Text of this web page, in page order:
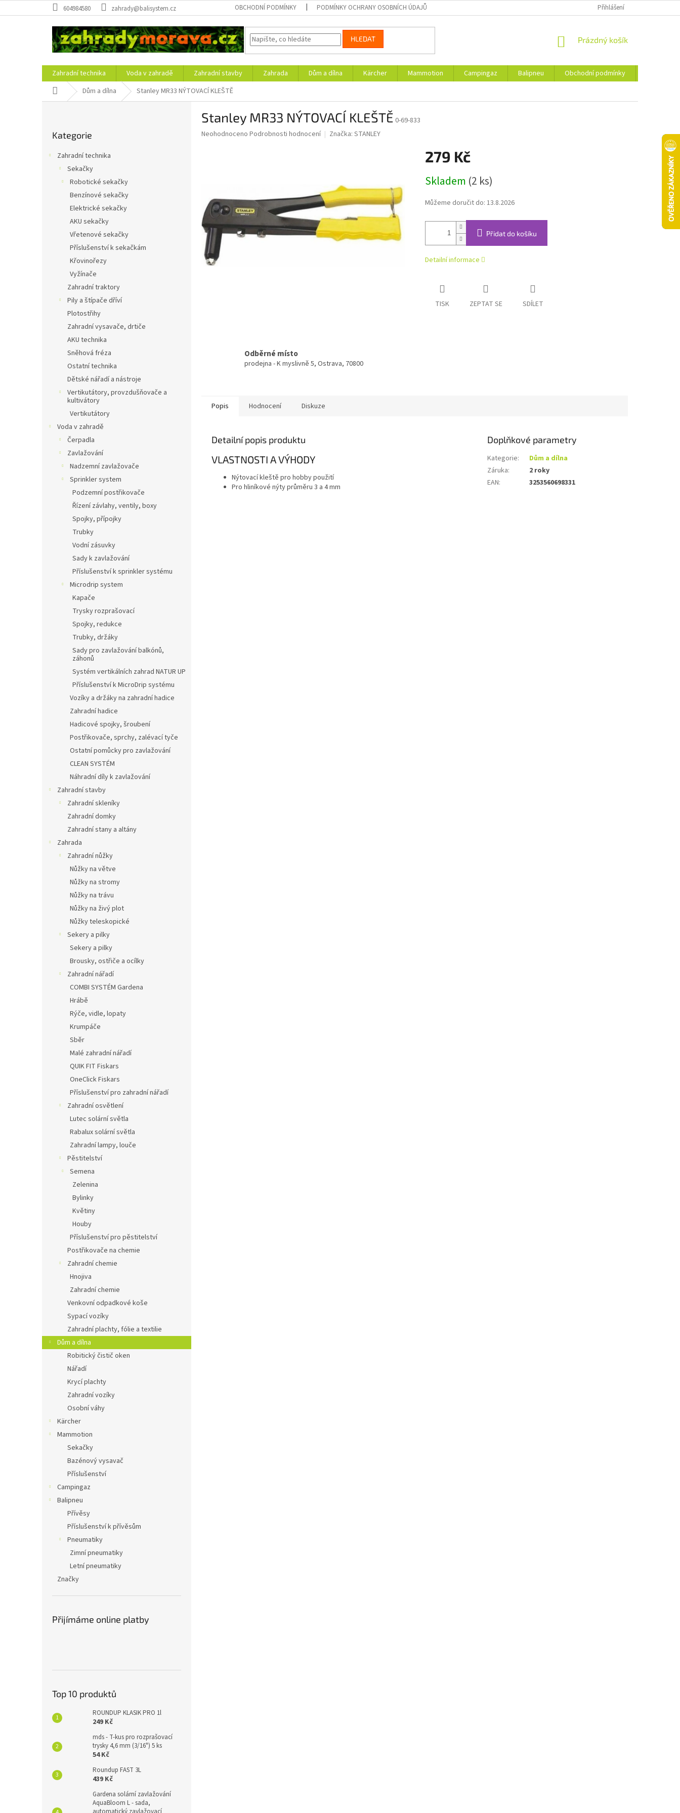
na
604984580 zahrady@balisystem.cz OBCHODNÍ PODMÍNKY PODMÍNKY OCHRANY OSOBNÍCH ÚDAJŮ Přihlášení
HLEDAT
NÁKUPNÍ
Prázdný košík
Zahradní technika Voda v zahradě Zahradní stavby Zahrada Dům a dílna Kärcher Mammotion Campingaz Balipneu Obchodní podmínky
Domů Dům a dílna Stanley MR33 NÝTOVACÍ KLEŠTĚ
kategorie
Kategorie
Zahradní technika
Sekačky
Robotické sekačky
Benzínové sekačky
Elektrické sekačky
AKU sekačky
Vřetenové sekačky
Příslušenství k sekačkám
Křovinořezy
Vyžínače
Zahradní traktory
Pily a štípače dříví
Plotostřihy
Zahradní vysavače, drtiče
AKU technika
Sněhová fréza
Ostatní technika
Dětské nářadí a nástroje
Vertikutátory, provzdušňovače a
kultivátory
Vertikutátory
Voda v zahradě
Čerpadla
Zavlažování
Nadzemní zavlažovače
Sprinkler system
Podzemní postřikovače
Řízení závlahy, ventily, boxy
Spojky, přípojky
Trubky
Vodní zásuvky
Sady k zavlažování
Příslušenství k sprinkler systému
Microdrip system
Kapače
Trysky rozprašovací
Spojky, redukce
Trubky, držáky
Sady pro zavlažování balkónů,
záhonů
Systém vertikálních zahrad NATUR UP
Příslušenství k MicroDrip systému
Vozíky a držáky na zahradní hadice
Zahradní hadice
Hadicové spojky, šroubení
Postřikovače, sprchy, zalévací tyče
Ostatní pomůcky pro zavlažování
CLEAN SYSTÉM
Náhradní díly k zavlažování
Zahradní stavby
Zahradní skleníky
Zahradní domky
Zahradní stany a altány
Zahrada
Zahradní nůžky
Nůžky na větve
Nůžky na stromy
Nůžky na trávu
Nůžky na živý plot
Nůžky teleskopické
Sekery a pilky
Sekery a pilky
Brousky, ostřiče a ocílky
Zahradní nářadí
COMBI SYSTÉM Gardena
Hrábě
Rýče, vidle, lopaty
Krumpáče
Sběr
Malé zahradní nářadí
QUIK FIT Fiskars
OneClick Fiskars
Příslušenství pro zahradní nářadí
Zahradní osvětlení
Lutec solární světla
Rabalux solární světla
Zahradní lampy, louče
Pěstitelství
Semena
Zelenina
Bylinky
Květiny
Houby
Příslušenství pro pěstitelství
Postřikovače na chemie
Zahradní chemie
Hnojiva
Zahradní chemie
Venkovní odpadkové koše
Sypací vozíky
Zahradní plachty, fólie a textilie
Dům a dílna
Robitický čistič oken
Nářadí
Krycí plachty
Zahradní vozíky
Osobní váhy
Kärcher
Mammotion
Sekačky
Bazénový vysavač
Příslušenství
Campingaz
Balipneu
Přívěsy
Příslušenství k přívěsům
Pneumatiky
Zimní pneumatiky
Letní pneumatiky
Značky
Přijímáme online platby
Top 10 produktů
ROUNDUP KLASIK PRO 1l
249 Kč
mds - T-kus pro rozprašovací
trysky 4,6 mm (3/16") 5 ks
54 Kč
Roundup FAST 3L
439 Kč
Gardena solární zavlažování
AquaBloom L - sada,
Stanley MR33 NÝTOVACÍ KLEŠTĚ 0-69-833
Průměrné
hvězdiček.
Neohodnoceno Podrobnosti hodnocení Značka: STANLEY
279 Kč
cena:
Skladem (2 ks)
Můžeme doručit do: 13.8.2026
Přidat do košíku
Detailní informace
TISK ZEPTAT SE SDÍLET
Odběrné místo
prodejna - K myslivně 5, Ostrava, 70800
Popis Hodnocení Diskuze
Detailní popis produktu
VLASTNOSTI A VÝHODY
Nýtovací kleště pro hobby použití
Pro hliníkové nýty průměru 3 a 4 mm
Doplňkové parametry
Kategorie:
Dům a dílna
Záruka:
2 roky
EAN: 3253560698331